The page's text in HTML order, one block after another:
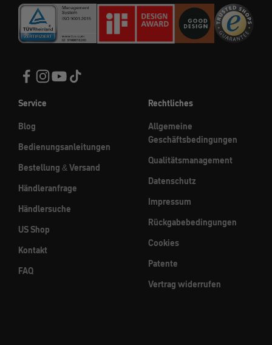
Service
Blog
Bedienungsanleitungen
Bestellung & Versand
Händleranfrage
Händlersuche
US Shop
Kontakt
FAQ
Rechtliches
Allgemeine
Geschäftsbedingungen
Qualitätsmanagement
Datenschutz
Impressum
Rückgabebedingungen
Cookies
Patente
Vertrag widerrufen